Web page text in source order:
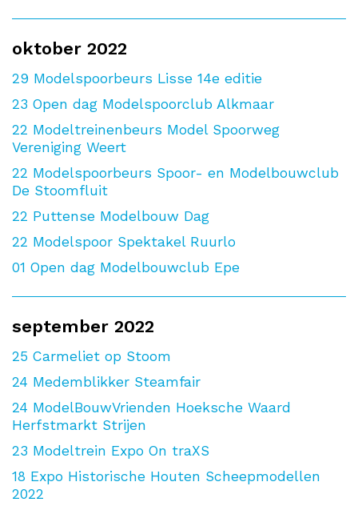
oktober 2022
29 Modelspoorbeurs Lisse 14e editie
23 Open dag Modelspoorclub Alkmaar
22 Modeltreinenbeurs Model Spoorweg
Vereniging Weert
22 Modelspoorbeurs Spoor- en Modelbouwclub
De Stoomfluit
22 Puttense Modelbouw Dag
22 Modelspoor Spektakel Ruurlo
01 Open dag Modelbouwclub Epe
september 2022
25 Carmeliet op Stoom
24 Medemblikker Steamfair
24 ModelBouwVrienden Hoeksche Waard
Herfstmarkt Strijen
23 Modeltrein Expo On traXS
18 Expo Historische Houten Scheepmodellen
2022